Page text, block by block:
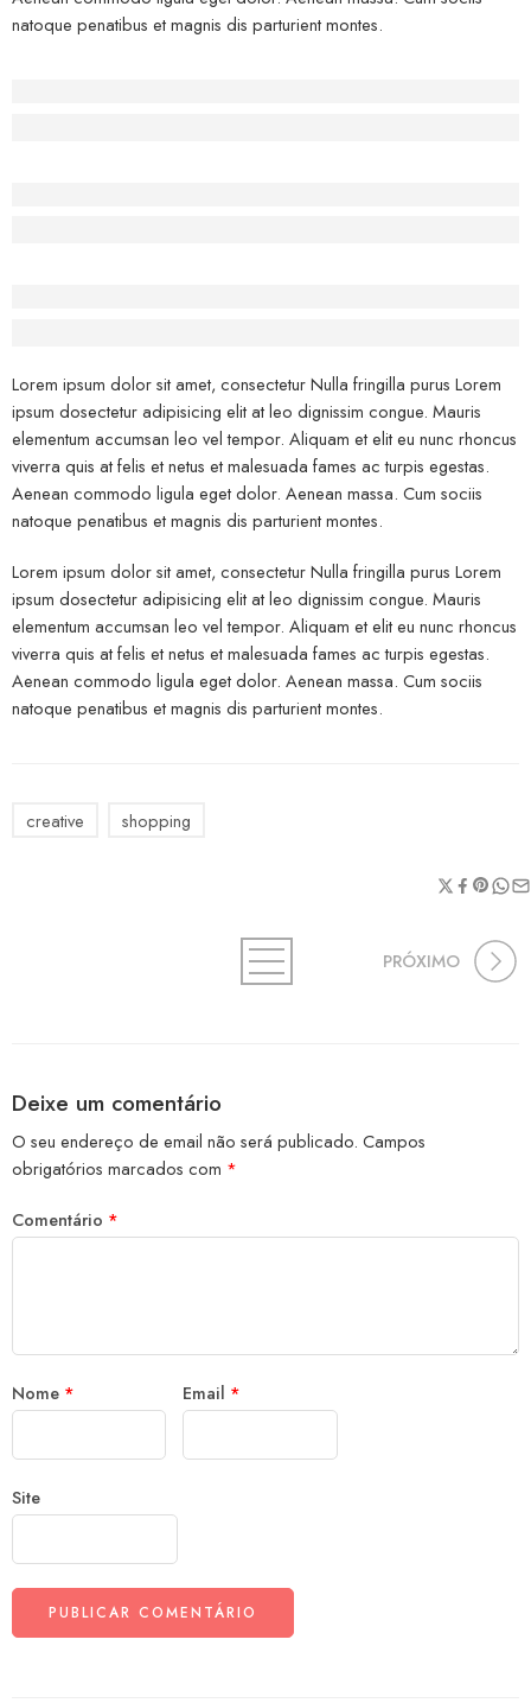
natoque penatibus et magnis dis parturient montes.
Lorem ipsum dolor sit amet, consectetur Nulla fringilla purus Lorem
ipsum dosectetur adipisicing elit at leo dignissim congue. Mauris
elementum accumsan leo vel tempor. Aliquam et elit eu nunc rhoncus
viverra quis at felis et netus et malesuada fames ac turpis egestas.
Aenean commodo ligula eget dolor. Aenean massa. Cum sociis
natoque penatibus et magnis dis parturient montes.
Lorem ipsum dolor sit amet, consectetur Nulla fringilla purus Lorem
ipsum dosectetur adipisicing elit at leo dignissim congue. Mauris
elementum accumsan leo vel tempor. Aliquam et elit eu nunc rhoncus
viverra quis at felis et netus et malesuada fames ac turpis egestas.
Aenean commodo ligula eget dolor. Aenean massa. Cum sociis
natoque penatibus et magnis dis parturient montes.
creative shopping
PRÓXIMO
Deixe um comentário
O seu endereço de email não será publicado. Campos
obrigatórios marcados com *
Comentário *
Nome * Email *
Site